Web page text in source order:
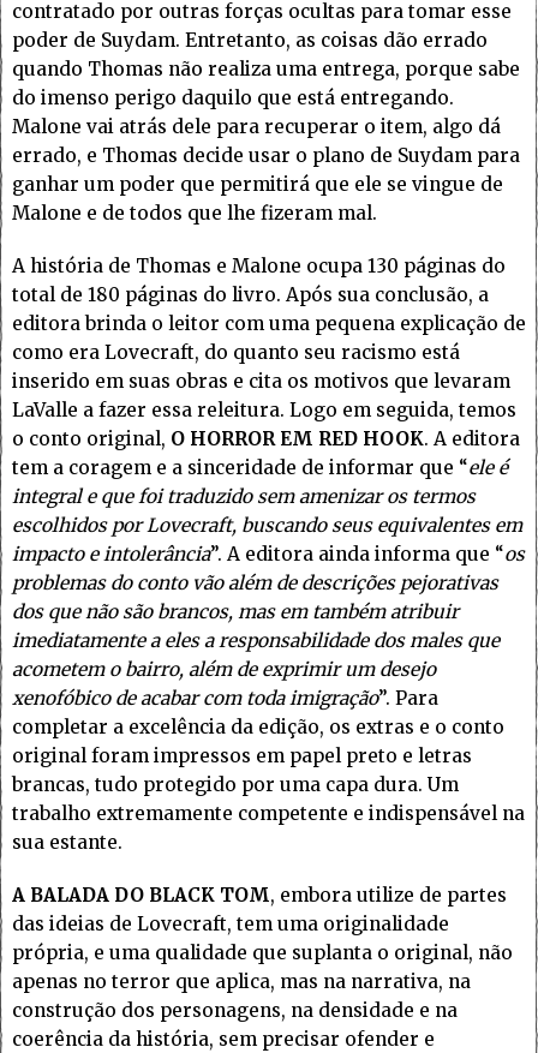
contratado por outras forças ocultas para tomar esse
poder de Suydam. Entretanto, as coisas dão errado
quando Thomas não realiza uma entrega, porque sabe
do imenso perigo daquilo que está entregando.
Malone vai atrás dele para recuperar o item, algo dá
errado, e Thomas decide usar o plano de Suydam para
ganhar um poder que permitirá que ele se vingue de
Malone e de todos que lhe fizeram mal.
A história de Thomas e Malone ocupa 130 páginas do
total de 180 páginas do livro. Após sua conclusão, a
editora brinda o leitor com uma pequena explicação de
como era Lovecraft, do quanto seu racismo está
inserido em suas obras e cita os motivos que levaram
LaValle a fazer essa releitura. Logo em seguida, temos
o conto original, O HORROR EM RED HOOK. A editora
tem a coragem e a sinceridade de informar que “ele é
integral e que foi traduzido sem amenizar os termos
escolhidos por Lovecraft, buscando seus equivalentes em
impacto e intolerância”. A editora ainda informa que “os
problemas do conto vão além de descrições pejorativas
dos que não são brancos, mas em também atribuir
imediatamente a eles a responsabilidade dos males que
acometem o bairro, além de exprimir um desejo
xenofóbico de acabar com toda imigração”. Para
completar a excelência da edição, os extras e o conto
original foram impressos em papel preto e letras
brancas, tudo protegido por uma capa dura. Um
trabalho extremamente competente e indispensável na
sua estante.
A BALADA DO BLACK TOM, embora utilize de partes
das ideias de Lovecraft, tem uma originalidade
própria, e uma qualidade que suplanta o original, não
apenas no terror que aplica, mas na narrativa, na
construção dos personagens, na densidade e na
coerência da história, sem precisar ofender e